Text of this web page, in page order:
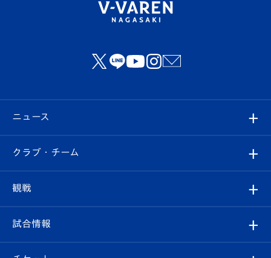
ニュース
すべて
クラブ
試合情報
クラブ・チーム
クラブ概要
観戦
観戦ルール
試合情報